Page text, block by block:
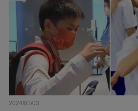
2024/01/03